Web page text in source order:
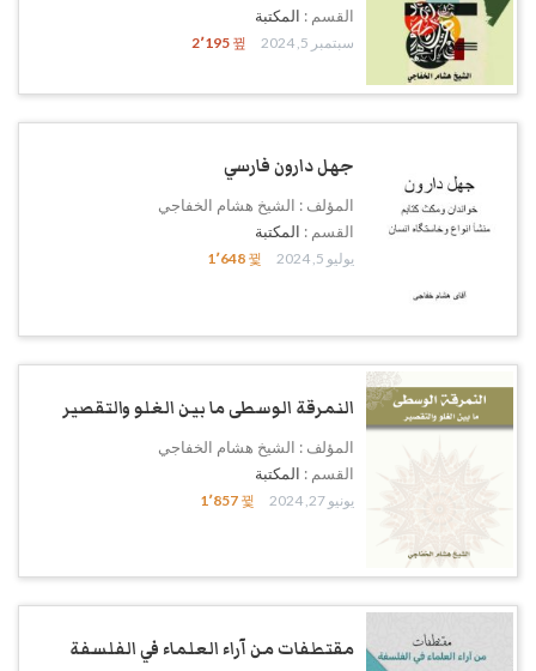
القسم : المكتبة
سبتمبر 5, 2024 2٬195
جهل دارون فارسي
المؤلف : الشيخ هشام الخفاجي
القسم : المكتبة
يوليو 5, 2024 1٬648
النمرقة الوسطى ما بين الغلو والتقصير
المؤلف : الشيخ هشام الخفاجي
القسم : المكتبة
يونيو 27, 2024 1٬857
مقتطفات من آراء العلماء في الفلسفة